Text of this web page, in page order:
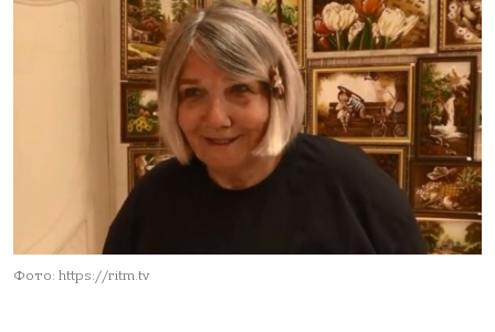
Фото: https://ritm.tv